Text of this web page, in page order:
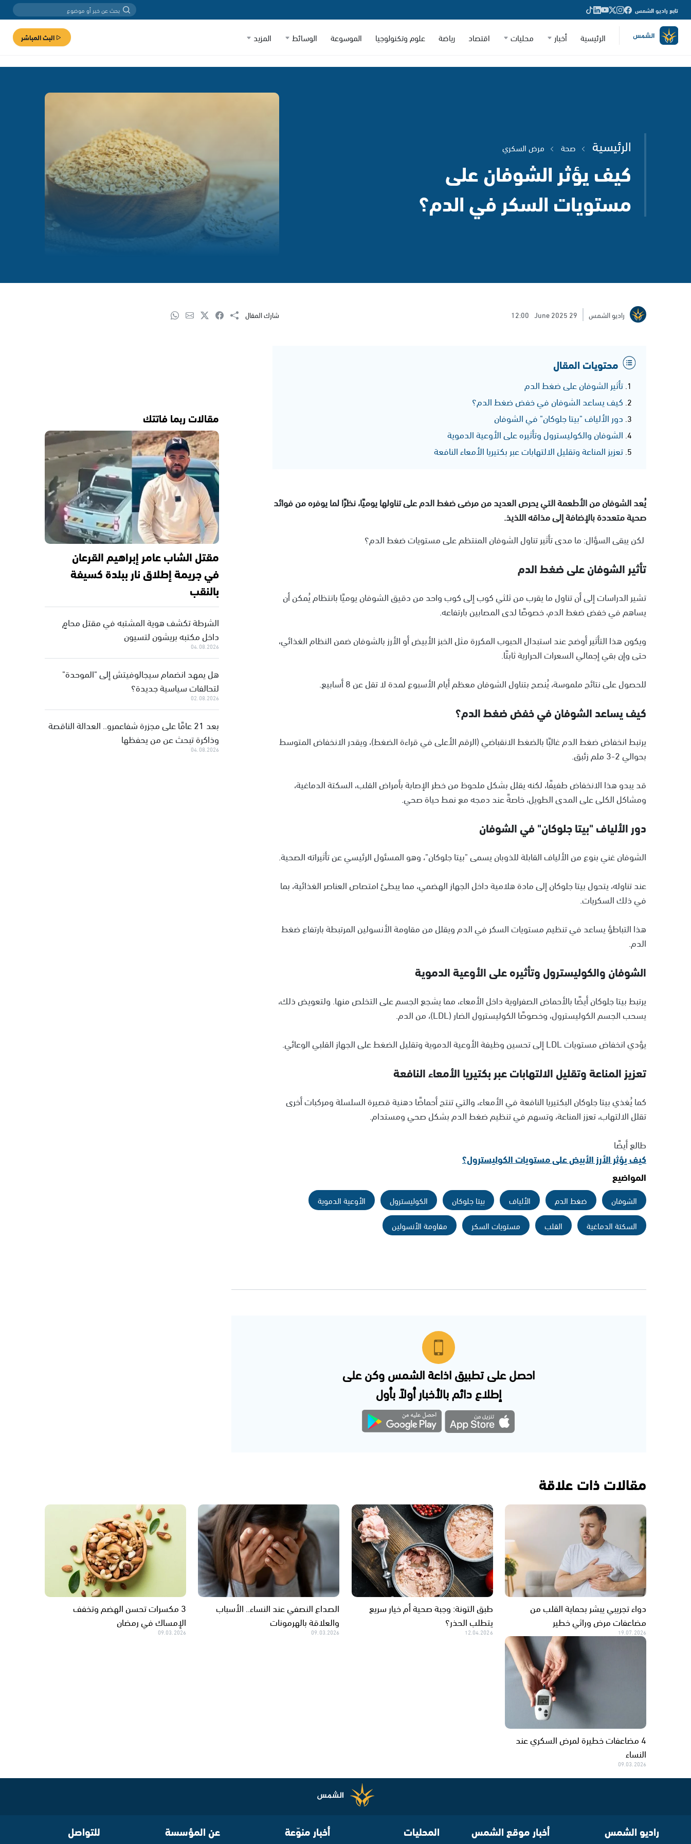
تابع راديو الشمس
الرئيسية أخبار محليات اقتصاد رياضة علوم وتكنولوجيا الموسوعة الوسائط المزيد البث المباشر
الرئيسية صحة مرض السكري
كيف يؤثر الشوفان على
مستويات السكر في الدم؟
راديو الشمس 29 June 2025
12:00 شارك المقال
محتويات المقال
تأثير الشوفان على ضغط الدم
كيف يساعد الشوفان في خفض ضغط الدم؟
دور الألياف "بيتا جلوكان" في الشوفان
الشوفان والكوليسترول وتأثيره على الأوعية الدموية
تعزيز المناعة وتقليل الالتهابات عبر بكتيريا الأمعاء النافعة
يُعد الشوفان من الأطعمة التي يحرص العديد من مرضى ضغط الدم على تناولها يوميًا، نظرًا لما يوفره من فوائد
صحية متعددة بالإضافة إلى مذاقه اللذيذ.
لكن يبقى السؤال: ما مدى تأثير تناول الشوفان المنتظم على مستويات ضغط الدم؟
تأثير الشوفان على ضغط الدم
تشير الدراسات إلى أن تناول ما يقرب من ثلثي كوب إلى كوب واحد من دقيق الشوفان يوميًا بانتظام يُمكن أن
يساهم في خفض ضغط الدم، خصوصًا لدى المصابين بارتفاعه.
ويكون هذا التأثير أوضح عند استبدال الحبوب المكررة مثل الخبز الأبيض أو الأرز بالشوفان ضمن النظام الغذائي،
حتى وإن بقي إجمالي السعرات الحرارية ثابتًا.
للحصول على نتائج ملموسة، يُنصح بتناول الشوفان معظم أيام الأسبوع لمدة لا تقل عن 8 أسابيع.
كيف يساعد الشوفان في خفض ضغط الدم؟
يرتبط انخفاض ضغط الدم غالبًا بالضغط الانقباضي (الرقم الأعلى في قراءة الضغط)، ويقدر الانخفاض المتوسط
بحوالي 2-3 ملم زئبق.
قد يبدو هذا الانخفاض طفيفًا، لكنه يقلل بشكل ملحوظ من خطر الإصابة بأمراض القلب، السكتة الدماغية،
ومشاكل الكلى على المدى الطويل، خاصةً عند دمجه مع نمط حياة صحي.
دور الألياف "بيتا جلوكان" في الشوفان
الشوفان غني بنوع من الألياف القابلة للذوبان يسمى "بيتا جلوكان"، وهو المسئول الرئيسي عن تأثيراته الصحية.
عند تناوله، يتحول بيتا جلوكان إلى مادة هلامية داخل الجهاز الهضمي، مما يبطئ امتصاص العناصر الغذائية، بما
في ذلك السكريات.
هذا التباطؤ يساعد في تنظيم مستويات السكر في الدم ويقلل من مقاومة الأنسولين المرتبطة بارتفاع ضغط
الدم.
الشوفان والكوليسترول وتأثيره على الأوعية الدموية
يرتبط بيتا جلوكان أيضًا بالأحماض الصفراوية داخل الأمعاء، مما يشجع الجسم على التخلص منها. ولتعويض ذلك،
يسحب الجسم الكوليسترول، وخصوصًا الكوليسترول الضار (LDL)، من الدم.
يؤدي انخفاض مستويات LDL إلى تحسين وظيفة الأوعية الدموية وتقليل الضغط على الجهاز القلبي الوعائي.
تعزيز المناعة وتقليل الالتهابات عبر بكتيريا الأمعاء النافعة
كما يُغذي بيتا جلوكان البكتيريا النافعة في الأمعاء، والتي تنتج أحماضًا دهنية قصيرة السلسلة ومركبات أخرى
تقلل الالتهاب، تعزز المناعة، وتسهم في تنظيم ضغط الدم بشكل صحي ومستدام.
طالع أيضًا
كيف يؤثر الأرز الأبيض على مستويات الكوليسترول؟
المواضيع
الشوفان ضغط الدم الألياف بيتا جلوكان الكوليسترول
الأوعية الدموية
السكتة الدماغية
القلب مستويات السكر مقاومة الأنسولين
احصل على تطبيق اذاعة الشمس وكن على
إطلاع دائم بالأخبار أولاً بأول
مقالات ربما فاتتك
مقتل الشاب عامر إبراهيم القرعان
في جريمة إطلاق نار ببلدة كسيفة
بالنقب
الشرطة تكشف هوية المشتبه في مقتل محامٍ
داخل مكتبه بريشون لتسيون
04.08.2026
هل يمهد انضمام سيجالوفيتش إلى "الموحدة"
لتحالفات سياسية جديدة؟
02.08.2026
بعد 21 عامًا على مجزرة شفاعمرو.. العدالة الناقصة
وذاكرة تبحث عن من يحفظها
04.08.2026
مقالات ذات علاقة
دواء تجريبي يبشر بحماية القلب من
مضاعفات مرض وراثي خطير
19.07.2026
طبق التونة: وجبة صحية أم خيار سريع
يتطلب الحذر؟
12.04.2026
الصداع النصفي عند النساء.. الأسباب
والعلاقة بالهرمونات
09.03.2026
3 مكسرات تحسن الهضم وتخفف
الإمساك في رمضان
09.03.2026
4 مضاعفات خطيرة لمرض السكري عند
النساء
09.03.2026
راديو الشمس أخبار موقع الشمس المحليات أخبار منوّعة عن المؤسسة للتواصل